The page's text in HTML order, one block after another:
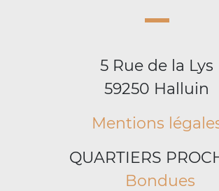
5 Rue de la Lys
59250 Halluin
Mentions
QUARTIERS
Bondues